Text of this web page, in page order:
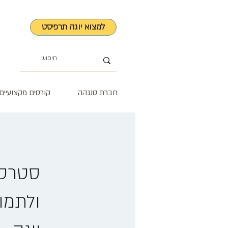
למצוא יוגה תרפיסט
חברת סנגהה קורסים מקצועיים